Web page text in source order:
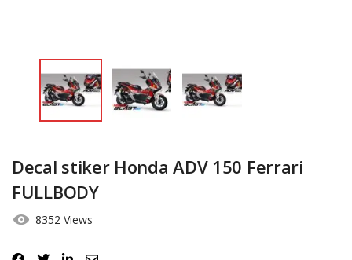
Decal stiker Honda ADV 150 Ferrari
FULLBODY
8352 Views